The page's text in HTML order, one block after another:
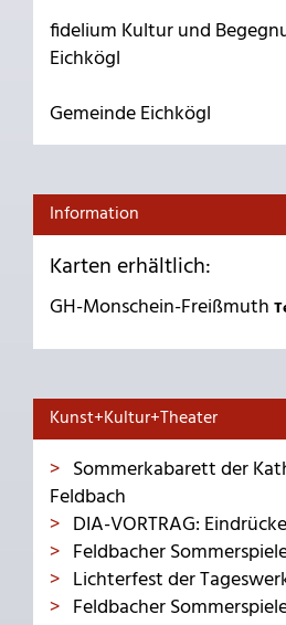
fidelium Kultur und
Eichkögl
Gemeinde Eichkögl
Information
Karten erhältlich:
GH-Monschein-Freißmuth
Kunst+Kultur+Theater
Sommerkabarett der
Feldbach
DIA-VORTRAG:
Feldbacher
Lichterfest der
Feldbacher